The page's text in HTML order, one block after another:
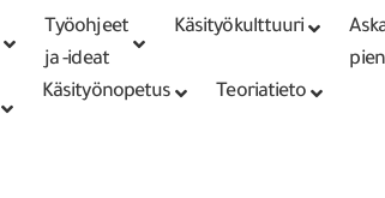
Tarkennettu Punomoputiikki
Työohjeet
ja -ideat
Käsityökulttuuri
Käsityönopetus Teoriatieto